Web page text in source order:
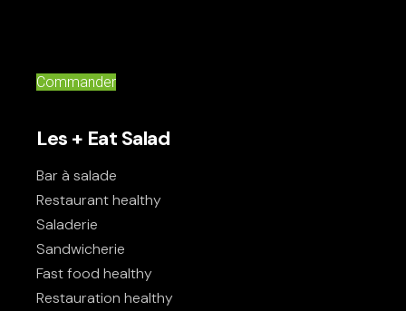
Commander
Les + Eat Salad
Bar à salade
Restaurant healthy
Saladerie
Sandwicherie
Fast food healthy
Restauration healthy